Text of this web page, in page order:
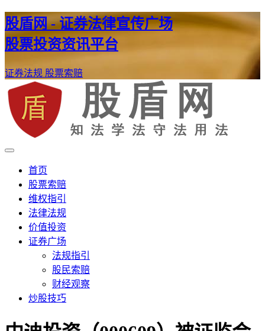
股盾网 - 证券法律宣传广场
股票投资资讯平台
证券法规 股票索赔
股盾网
证券股票维权网
首页
股票索赔
维权指引
法律法规
价值投资
证券广场
法规指引
股民索赔
财经观察
炒股技巧